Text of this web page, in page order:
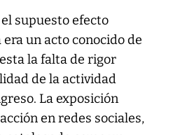
supuesto efecto
un acto conocido de
la falta de rigor
de la actividad
La exposición
en redes sociales,